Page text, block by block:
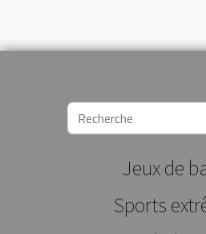
Jeux de
Sports